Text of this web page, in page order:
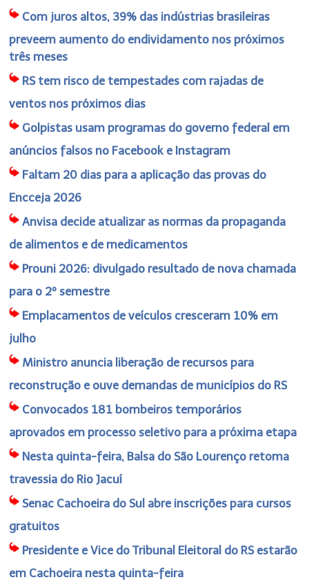
Com juros altos, 39% das indústrias brasileiras
preveem aumento do endividamento nos próximos
três meses
RS tem risco de tempestades com rajadas de
ventos nos próximos dias
Golpistas usam programas do governo federal em
anúncios falsos no Facebook e Instagram
Faltam 20 dias para a aplicação das provas do
Encceja 2026
Anvisa decide atualizar as normas da propaganda
de alimentos e de medicamentos
Prouni 2026: divulgado resultado de nova chamada
para o 2º semestre
Emplacamentos de veículos cresceram 10% em
julho
Ministro anuncia liberação de recursos para
reconstrução e ouve demandas de municípios do RS
Convocados 181 bombeiros temporários
aprovados em processo seletivo para a próxima etapa
Nesta quinta-feira, Balsa do São Lourenço retoma
travessia do Rio Jacuí
Senac Cachoeira do Sul abre inscrições para cursos
gratuitos
Presidente e Vice do Tribunal Eleitoral do RS estarão
em Cachoeira nesta quinta-feira